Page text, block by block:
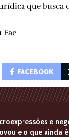
que busca
Fae
FACEBOOK
e
e o que ainda